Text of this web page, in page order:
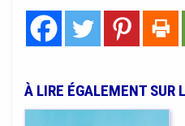
À LIRE ÉGALEMENT SUR